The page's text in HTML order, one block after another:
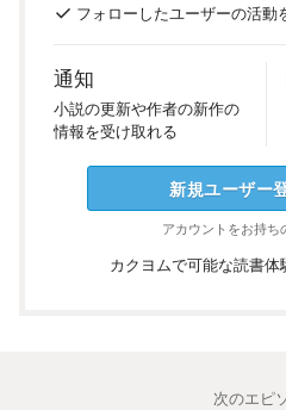
フォローしたユーザーの活動
通知
小説の更新や作者の新作の
情報を受け取れる
新規ユーザー
アカウントをお持ち
カクヨムで可能な読書
次のエピ